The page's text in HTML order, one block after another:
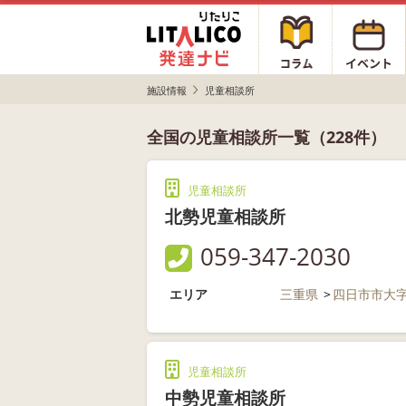
施設情報 児童相談所
全国の児童相談所一覧（228件）
児童相談所
北勢児童相談所
059-347-2030
エリア 三重県 四日市市大
児童相談所
中勢児童相談所